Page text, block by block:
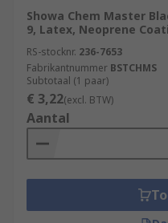
Showa Chem Master
9, Latex, Neoprene
RS-stocknr. 236-7653
Fabrikantnummer BSTCHMS
Subtotaal (1 paar)
€ 3,22(excl. BTW)
Aantal